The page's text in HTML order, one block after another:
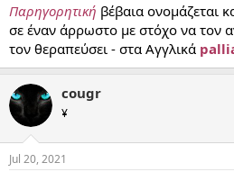
Παρηγορητική βέβαια ονομάζεται
σε έναν άρρωστο με στόχο να τον
τον θεραπεύσει - στα Αγγλικά
cougr
¥
Jul 20, 2021